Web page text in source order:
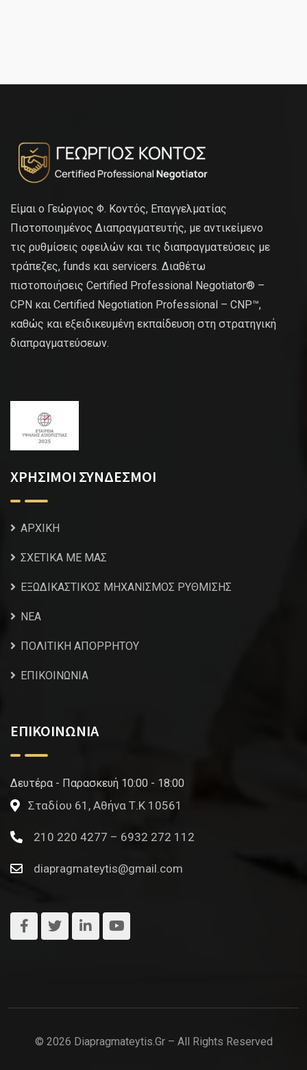
Είμαι ο Γεώργιος Φ. Κοντός, Επαγγελματίας
Πιστοποιημένος Διαπραγματευτής, με αντικείμενο
τις ρυθμίσεις οφειλών και τις διαπραγματεύσεις με
τράπεζες, funds και servicers. Διαθέτω
πιστοποιήσεις Certified Professional Negotiator® –
CPN και Certified Negotiation Professional – CNP™,
καθώς και εξειδικευμένη εκπαίδευση στη στρατηγική
διαπραγματεύσεων.
ΧΡΗΣΙΜΟΙ ΣΥΝΔΕΣΜΟΙ
ΑΡΧΙΚΗ
ΣΧΕΤΙΚΑ ΜΕ ΜΑΣ
ΕΞΩΔΙΚΑΣΤΙΚΟΣ ΜΗΧΑΝΙΣΜΟΣ ΡΥΘΜΙΣΗΣ
NEA
ΠΟΛΙΤΙΚΗ ΑΠΟΡΡΗΤΟΥ
ΕΠΙΚΟΙΝΩΝΙΑ
ΕΠΙΚΟΙΝΩΝΙΑ
Δευτέρα - Παρασκευή 10:00 - 18:00
Σταδίου 61, Αθήνα Τ.Κ 10561
210 220 4277 – 6932 272 112
diapragmateytis@gmail.com
© 2026 Diapragmateytis.gr – All Rights Reserved